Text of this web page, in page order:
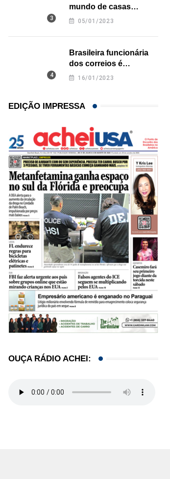
morto pelo ICE em Minnesota era
01/2026
mundo de casas
impressas em 3D é
05/01/2023
Brasileira funcionária
dos correios é
assassinada a facadas
16/01/2023
EDIÇÃO IMPRESSA
OUÇA RÁDIO ACHEI: